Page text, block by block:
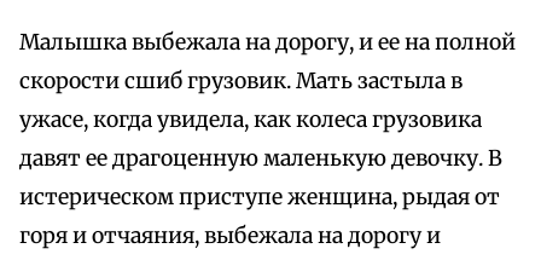
Малышка выбежала на дорогу, и ее на полной
скорости сшиб грузовик. Мать застыла в
ужасе, когда увидела, как колеса грузовика
давят ее драгоценную маленькую девочку. В
истерическом приступе женщина, рыдая от
горя и отчаяния, выбежала на дорогу и